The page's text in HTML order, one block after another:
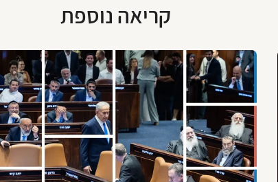
קריאה נוספת